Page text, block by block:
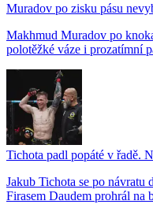
Muradov po zisku pásu
Makhmud Muradov po
polotěžké váze i prozatímní
Tichota padl popáté v řadě.
Jakub Tichota se po
Firasem Daudem prohrál na